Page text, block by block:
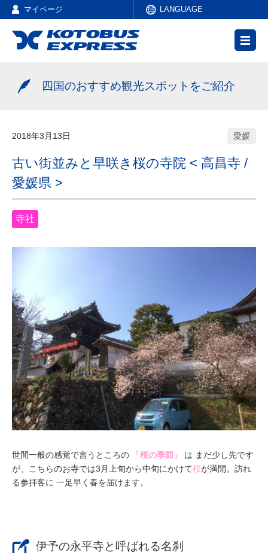
LANGUAGE
マイページ
四国のおすすめ観光スポットをご紹介
2018年3月13日 愛媛
古い街並みと早咲き桜の寺院 < 高昌寺 /
愛媛県 >
寺社
世間一般の感覚で言うところの 「桜の季節」
は まだ少し先です
が、こちらのお寺では3月上旬から中旬にかけて桜が満開。訪れ
る参拝客に 一足早く春を届けます。
伊予の永平寺と呼ばれる名刹